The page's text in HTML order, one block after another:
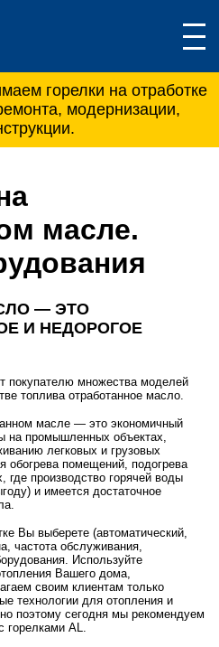
горелки на отработке
модернизации,
масле.
— ЭТО
И НЕДОРОГОЕ
покупателю множества моделей
топлива отработанное масло.
масле — это экономичный
на промышленных объектах,
легковых и грузовых
обогрева помещений, подогрева
где производство горячей воды
и имеется достаточное
Вы выберете (автоматический,
частота обслуживания,
Используйте
Вашего дома,
своим клиентам только
технологии для отопления и
поэтому сегодня мы рекомендуем
горелками AL.